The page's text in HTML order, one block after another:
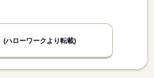
(ハローワークより転載)